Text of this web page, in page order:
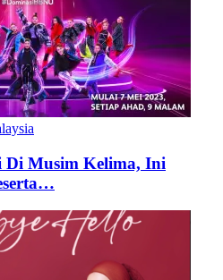
Di Musim Kelima, Ini